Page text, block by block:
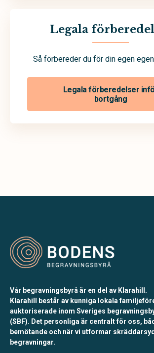
Legala
Så förbereder du för din egen
Legala förberedelser
bortgång
Vår begravningsbyrå är en del av Klarahill.
Klarahill består av kunniga lokala
auktoriserade inom Sveriges
(SBF). Det personliga är centralt för oss,
bemötande och när vi utformar
begravningar.